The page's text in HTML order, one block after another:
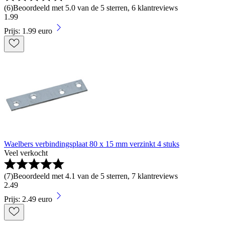
(6)Beoordeeld met 5.0 van de 5 sterren, 6 klantreviews
1 .99
Prijs: 1.99 euro
Waelbers verbindingsplaat 80 x 15 mm verzinkt 4 stuks
Veel verkocht
(7)Beoordeeld met 4.1 van de 5 sterren, 7 klantreviews
2.49
Prijs: 2.49 euro